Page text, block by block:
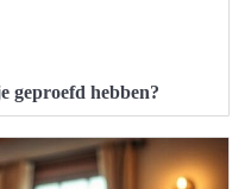
geproefd hebben?